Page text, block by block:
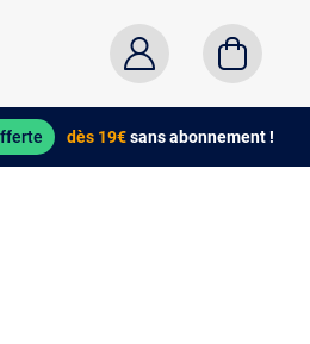
dès 19€sans abonnement !